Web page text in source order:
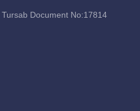
Tursab Document No:17814